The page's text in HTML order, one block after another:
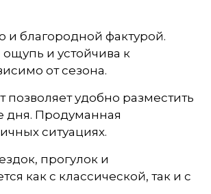
и благородной фактурой.
и устойчива к
от сезона.
удобно разместить
дня. Продуманная
ситуациях.
прогулок и
как с классической, так и с